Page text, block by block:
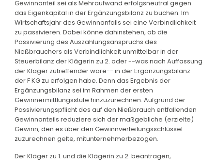
Gewinnanteil sei als Mehraufwand erfolgsneutral gegen
das Eigenkapital in der Ergänzungsbilanz zu buchen. Im
Wirtschaftsjahr des Gewinnanfalls sei eine Verbindlichkeit
zu passivieren. Dabei könne dahinstehen, ob die
Passivierung des Auszahlungsanspruchs des
Nießbrauchers als Verbindlichkeit unmittelbar in der
Steuerbilanz der Klägerin zu 2. oder --was nach Auffassung
der Kläger zutreffender wäre-- in der Ergänzungsbilanz
der F KG zu erfolgen habe. Denn das Ergebnis der
Ergänzungsbilanz sei im Rahmen der ersten
Gewinnermittlungsstufe hinzuzurechnen. Aufgrund der
Passivierungspflicht des auf den Nießbrauch entfallenden
Gewinnanteils reduziere sich der maßgebliche (erzielte)
Gewinn, den es über den Gewinnverteilungsschlüssel
zuzurechnen gelte, mitunternehmerbezogen.
Der Kläger zu 1. und die Klägerin zu 2. beantragen,